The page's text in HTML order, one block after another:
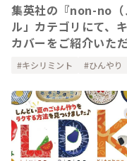
集英社の『non-no（
ル」カテゴリにて、
カバーをご紹介いた
キシリミント ひんやり